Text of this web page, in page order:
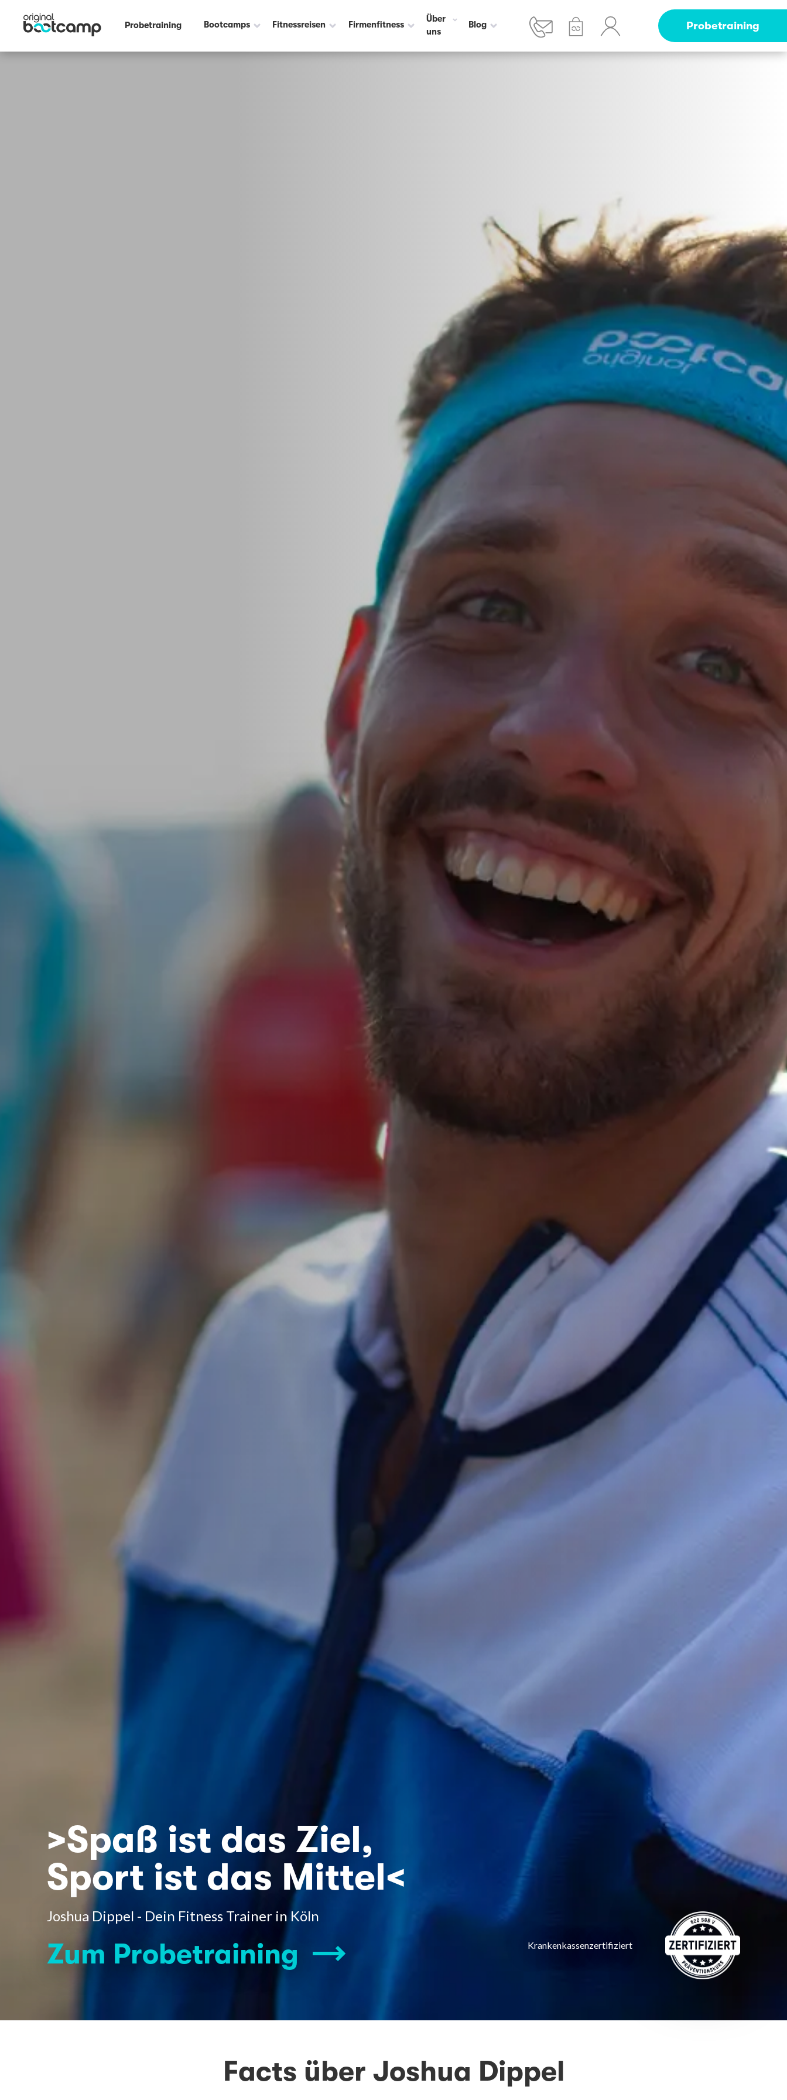
Probetraining Bootcamps Fitnessreisen Firmenfitness
Über
uns
Blog Probetraining
>Spaß ist das Ziel,
Sport ist das Mittel<
Joshua Dippel - Dein Fitness Trainer in Köln
Zum Probetraining Krankenkassenzertifiziert
Facts über Joshua Dippel